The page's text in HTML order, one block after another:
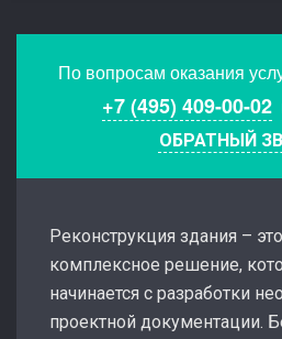
По вопросам оказания
+7 (495) 409-00-02
ОБРАТНЫЙ
Реконструкция здания – это
комплексное решение,
начинается с разработки
проектной документации.